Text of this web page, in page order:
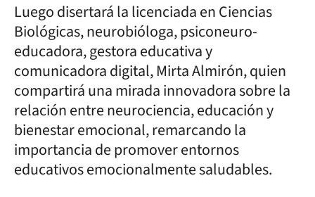
Luego disertará la licenciada en Ciencias
Biológicas, neurobióloga, psiconeuro-
educadora, gestora educativa y
comunicadora digital, Mirta Almirón, quien
compartirá una mirada innovadora sobre la
relación entre neurociencia, educación y
bienestar emocional, remarcando la
importancia de promover entornos
educativos emocionalmente saludables.